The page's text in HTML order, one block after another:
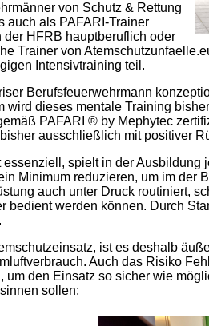
von Schutz & Rettung
auch als PAFARI-Trainer
HFRB hauptberuflich oder
Trainer von
Intensivtraining teil.
Berufsfeuerwehrmann
dieses mentale Training
PAFARI ® by Mephytec
ausschließlich mit positiver
spielt in der
Minimum reduzieren, um im der
auch unter Druck routiniert,
bedient werden können. Durch
ist es deshalb
Auch das Risiko
den Einsatz so sicher wie
sollen: